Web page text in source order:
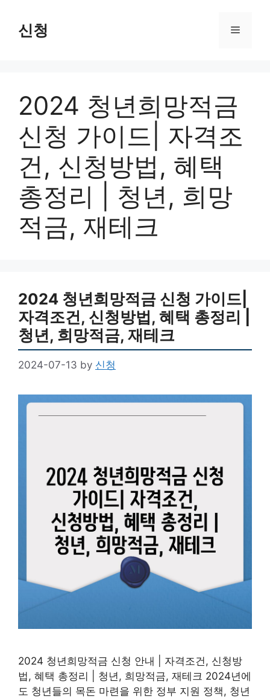
content신청 Menu
2024 청년희망적금
신청 가이드| 자격조
건, 신청방법, 혜택
총정리 | 청년, 희망
적금, 재테크
2024 청년희망적금 신청 가이드|
자격조건, 신청방법, 혜택 총정리 |
청년, 희망적금, 재테크
2024-07-13 by 신청
2024 청년희망적금 신청 안내 | 자격조건, 신청방
법, 혜택 총정리 | 청년, 희망적금, 재테크 2024년에
도 청년들의 목돈 마련을 위한 정부 지원 정책, 청년